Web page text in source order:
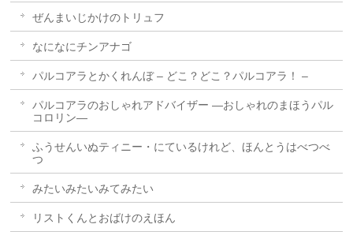
ぜんまいじかけのトリュフ
なになにチンアナゴ
パルコアラとかくれんぼ – どこ？どこ？パルコアラ！ –
パルコアラのおしゃれアドバイザー ―おしゃれのまほうパル
コロリン―
ふうせんいぬティニー・にているけれど、ほんとうはべつべ
つ
みたいみたいみてみたい
リストくんとおばけのえほん